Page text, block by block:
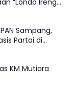
“Londo Ireng”
Sampang,
Partai di
KM Mutiara